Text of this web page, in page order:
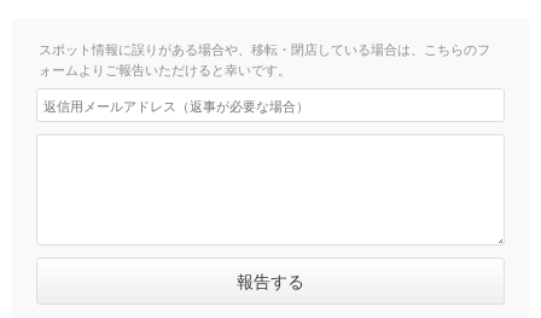
スポット情報に誤りがある場合や、移転・閉店している場合は、こちらのフ
ォームよりご報告いただけると幸いです。